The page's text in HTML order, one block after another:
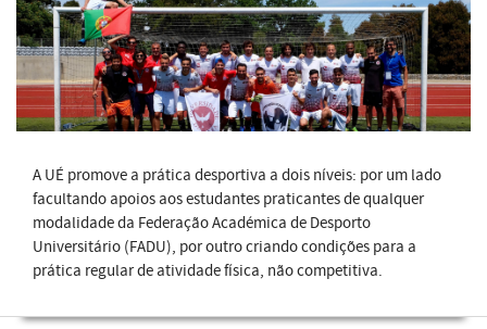
A UÉ promove a prática desportiva a dois níveis: por um lado
facultando apoios aos estudantes praticantes de qualquer
modalidade da Federação Académica de Desporto
Universitário (FADU), por outro criando condições para a
prática regular de atividade física, não competitiva.